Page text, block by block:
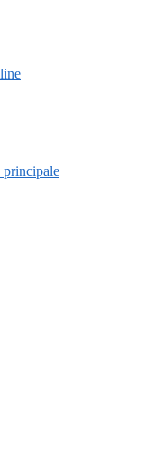
principale